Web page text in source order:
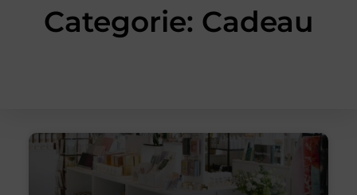
Categorie: Cadeau